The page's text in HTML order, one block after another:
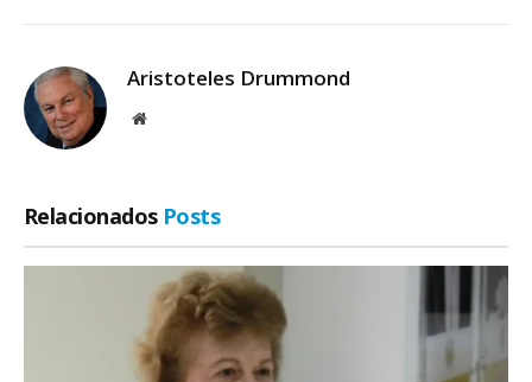
Aristoteles Drummond
Site
Relacionados Posts